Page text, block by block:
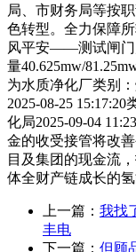
局、市财务局等按
色转型。全力保障
风平安——测试闸门
量40.625mw/
为水质净化厂类别
2025-08-25
化局2025-09-04
金的收受接管将改
目及集团的现金流
体全财产链成长的
上一篇： 我找
丰电
下一篇： 但顾